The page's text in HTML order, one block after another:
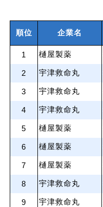
順位 企業名
1 樋屋製薬
2 宇津救命丸
3 宇津救命丸
4 宇津救命丸
5 樋屋製薬
6 樋屋製薬
7 樋屋製薬
8 宇津救命丸
9 宇津救命丸